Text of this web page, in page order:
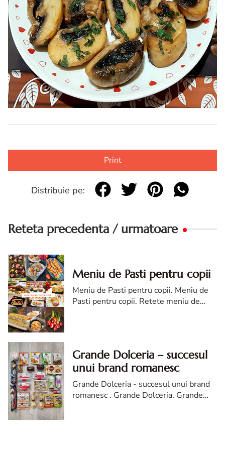
Print
Distribuie pe:
Reteta precedenta / urmatoare
Meniu de Pasti pentru copii
Meniu de Pasti pentru copii. Meniu de
Pasti pentru copii. Retete meniu de
Grande Dolceria – succesul
unui brand romanesc
Grande Dolceria - succesul unui brand
romanesc . Grande Dolceria. Grande